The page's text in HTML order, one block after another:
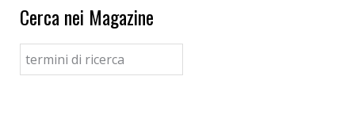
Cerca nei Magazine